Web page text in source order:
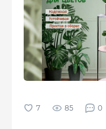
85 0